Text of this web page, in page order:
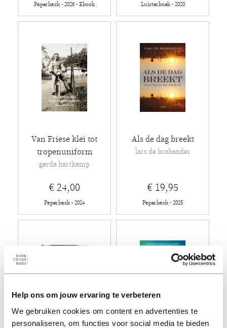
Help ons om jouw ervaring te verbeteren
We gebruiken cookies om content en advertenties te
personaliseren, om functies voor social media te bieden
Paperback - 2026 - Ebook Luisterboek - 2020
Van Friese klei tot
tropenuniform
gerda hartkamp
€ 24,00
Paperback - 2024
Als de dag breekt
lars de brabander
€ 19,95
Paperback - 2025